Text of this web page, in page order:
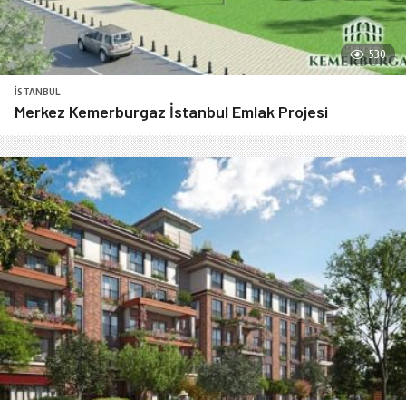
530
İSTANBUL
Merkez Kemerburgaz İstanbul Emlak Projesi